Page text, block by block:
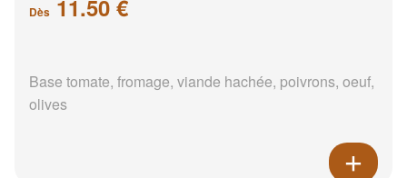
Dès 11.50 €
Base tomate, fromage, viande hachée, poivrons, oeuf,
olives